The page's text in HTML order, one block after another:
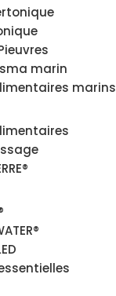
marin
marins